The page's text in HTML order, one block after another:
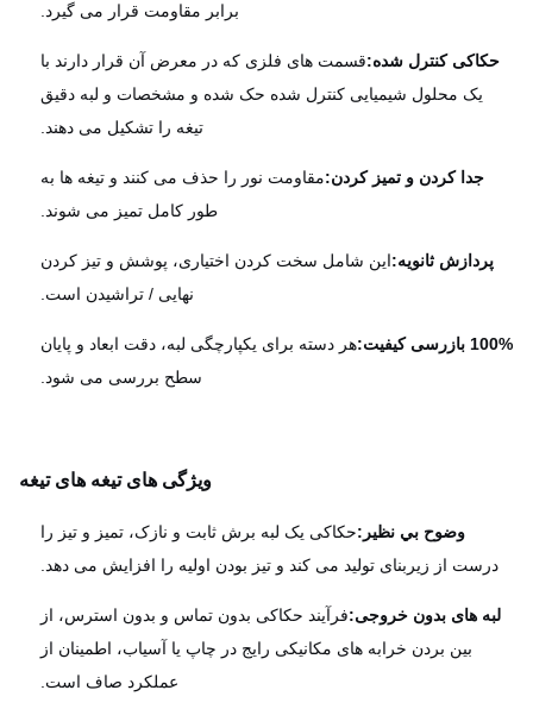
برابر مقاومت قرار می گیرد.
کنترل شده: قسمت های فلزی که در معرض آن قرار دارند با
یک محلول شیمیایی کنترل شده حک شده و مشخصات و لبه دقیق
تیغه را تشکیل می دهند.
جدا کردن و تمیز کردن:مقاومت نور را حذف می کنند و تیغه ها به
طور کامل تمیز می شوند.
پردازش ثانویه:این شامل سخت کردن اختیاری، پوشش و تیز کردن
نهایی / تراشیدن است.
کیفیت:
هر دسته برای یکپارچگی لبه، دقت ابعاد و پایان
سطح بررسی می شود.
ویژگی های تیغه های تیغه
وضوح بي نظير: حکاکی یک لبه برش ثابت و نازک، تمیز و تیز را
از زیربنای تولید می کند و تیز بودن اولیه را افزایش می دهد.
های بدون خروجی:فرآیند حکاکی بدون تماس و بدون استرس، از
بین بردن خرابه های مکانیکی رایج در چاپ یا آسیاب، اطمینان از
عملکرد صاف است.